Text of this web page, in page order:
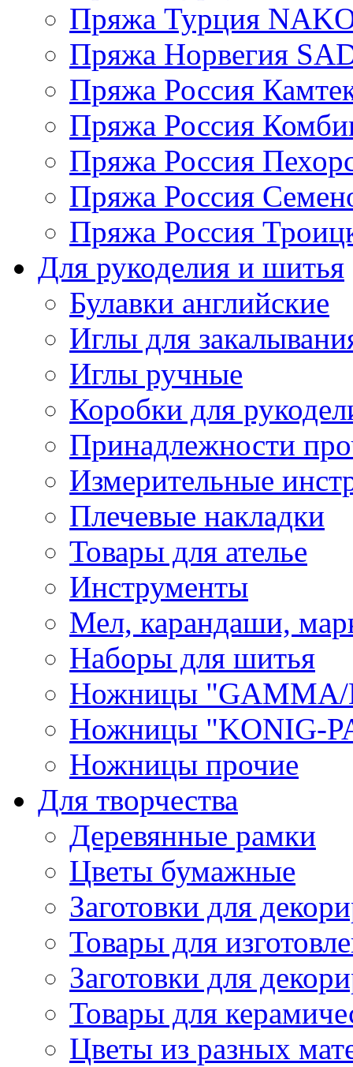
Пряжа Турция
Пряжа Норвегия
Пряжа Россия
Пряжа Россия
Пряжа Россия
Пряжа Россия
Пряжа Россия
Для рукоделия и шитья
Булавки английские
Иглы для
Иглы ручные
Коробки для
Принадлежности
Измерительные
Плечевые накладки
Товары для ателье
Инструменты
Мел, карандаши,
Наборы для шитья
Ножницы "GAMMA/
Ножницы "KONIG-
Ножницы прочие
Для творчества
Деревянные рамки
Цветы бумажные
Заготовки для
Товары для
Заготовки для
Товары для
Цветы из разных